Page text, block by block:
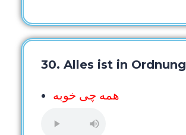
30. Alles ist in Ordnung
همه چی خوبه